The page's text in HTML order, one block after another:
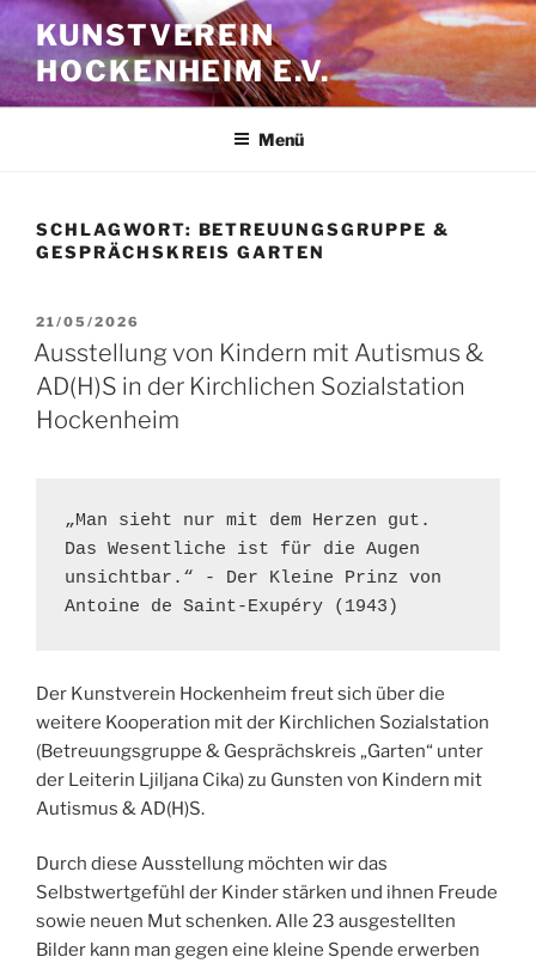
Zum
Inhalt
springen
KUNSTVEREIN
HOCKENHEIM E.V.
Menü
SCHLAGWORT: BETREUUNGSGRUPPE &
GESPRÄCHSKREIS GARTEN
VERÖFFENTLICHT
AM
21/05/2026
Ausstellung von Kindern mit Autismus &
AD(H)S in der Kirchlichen Sozialstation
Hockenheim
„Man sieht nur mit dem Herzen gut.
Das Wesentliche ist für die Augen
unsichtbar.“ - Der Kleine Prinz von
Antoine de Saint-Exupéry (1943)
Der Kunstverein Hockenheim freut sich über die
weitere Kooperation mit der Kirchlichen Sozialstation
(Betreuungsgruppe & Gesprächskreis „Garten“ unter
der Leiterin Ljiljana Cika) zu Gunsten von Kindern mit
Autismus & AD(H)S.
Durch diese Ausstellung möchten wir das
Selbstwertgefühl der Kinder stärken und ihnen Freude
sowie neuen Mut schenken. Alle 23 ausgestellten
Bilder kann man gegen eine kleine Spende erwerben